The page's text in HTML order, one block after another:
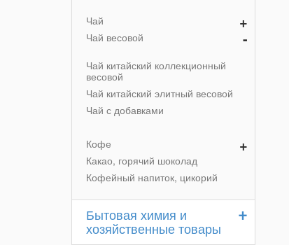
+
Чай
-
Чай весовой
Чай китайский коллекционный
весовой
Чай китайский элитный весовой
Чай с добавками
+
Кофе
Какао, горячий шоколад
Кофейный напиток, цикорий
+
Бытовая химия и
хозяйственные товары